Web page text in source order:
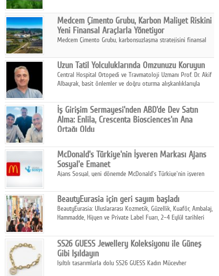
sahipliğinde gerçekleştirilecek.
Medcem Çimento Grubu, Karbon Maliyet Riskini
Yeni Finansal Araçlarla Yönetiyor
Medcem Çimento Grubu, karbonsuzlaşma stratejisini finansal
Uzun Tatil Yolculuklarında Omzunuzu Koruyun
Central Hospital Ortopedi ve Travmatoloji Uzmanı Prof. Dr. Akif
Albayrak, basit önlemler ve doğru oturma alışkanlıklarıyla
İş Girişim Sermayesi'nden ABD'de Dev Satın
Alma: Enlila, Crescenta Biosciences'ın Ana
Ortağı Oldu
stratejisini uluslararası ölçeğe taşıyan satın alma hamlesini
tamamladı.
McDonald's Türkiye'nin İşveren Markası Ajans
Sosyal'e Emanet
Ajans Sosyal, yeni dönemde McDonald's Türkiye'nin işveren
BeautyEurasia için geri sayım başladı
BeautyEurasia: Uluslararası Kozmetik, Güzellik, Kuaför, Ambalaj,
Hammadde, Hijyen ve Private Label Fuarı, 2–4 Eylül tarihleri
SS26 GUESS Jewellery Koleksiyonu ile Güneş
Gibi Işıldayın
Işıltılı tasarımlarla dolu SS26 GUESS Kadın Mücevher